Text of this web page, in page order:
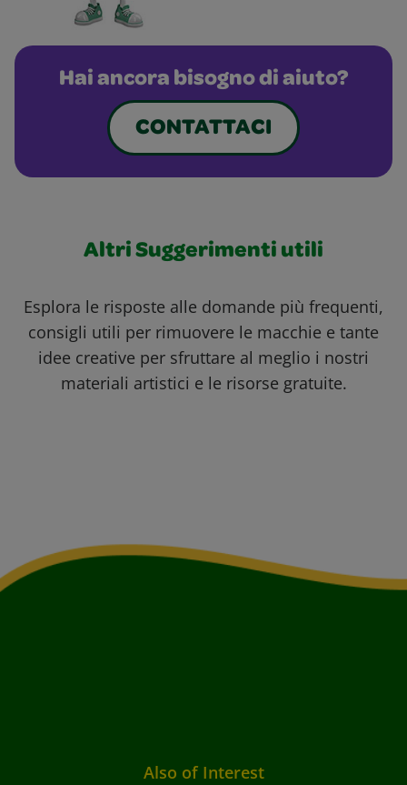
Hai ancora bisogno di aiuto?
CONTATTACI
Altri Suggerimenti utili
Esplora le risposte alle domande più frequenti,
consigli utili per rimuovere le macchie e tante
idee creative per sfruttare al meglio i nostri
materiali artistici e le risorse gratuite.
Also of Interest